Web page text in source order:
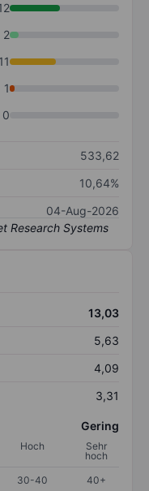
2
11
1
0
533,62
10,64%
04-Aug-2026
13,03
5,63
4,09
3,31
Gering
Hoch
Sehr
hoch
30-40 40+